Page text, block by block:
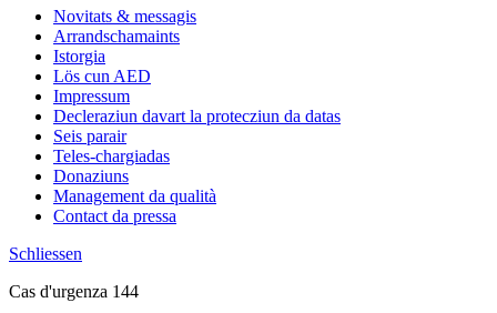
Novitats & messagis
Arrandschamaints
Istorgia
Lös cun AED
Impressum
Decleraziun davart la protecziun da datas
Seis parair
Teles-chargiadas
Donaziuns
Management da qualità
Contact da pressa
Schliessen
Cas d'urgenza 144